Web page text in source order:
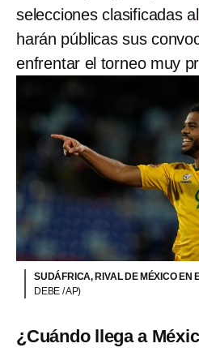
selecciones clasificadas al
harán públicas sus
enfrentar el torneo muy
SUDÁFRICA, RIVAL DE MÉXICO EN
DEBE / AP)
¿Cuándo llega a